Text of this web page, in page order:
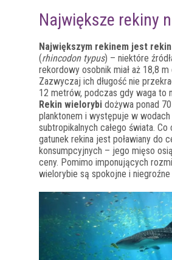
Największe rekiny
Największym rekinem jest
(rhincodon typus) – niektóre
rekordowy osobnik miał aż 18,8 m
Zazwyczaj ich długość nie
12 metrów, podczas gdy waga to
Rekin wielorybi dożywa ponad
planktonem i występuje w
subtropikalnych całego świata. Co
gatunek rekina jest poławiany do
konsumpcyjnych – jego mięso
ceny. Pomimo imponujących
wielorybie są spokojne i niegroźne